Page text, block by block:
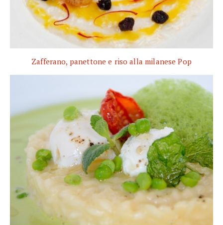
Zafferano, panettone e riso alla milanese Pop